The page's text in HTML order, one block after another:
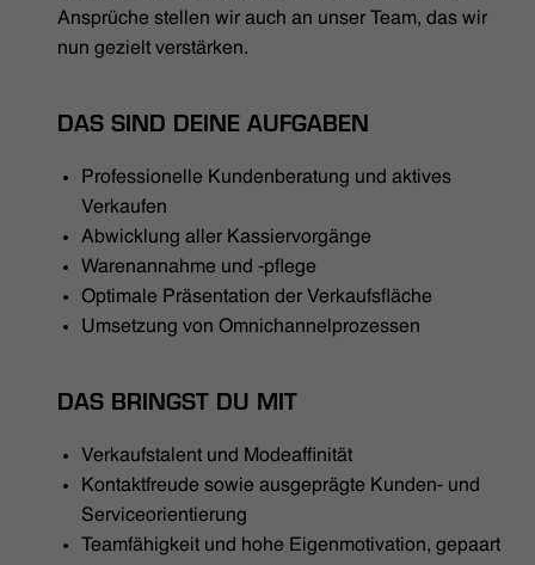
Ansprüche stellen wir auch an unser Team, das wir
nun gezielt verstärken.
DAS SIND DEINE AUFGABEN
Professionelle Kundenberatung und aktives
Verkaufen
Abwicklung aller Kassiervorgänge
Warenannahme und -pflege
Optimale Präsentation der Verkaufsfläche
Umsetzung von Omnichannelprozessen
DAS BRINGST DU MIT
Verkaufstalent und Modeaffinität
Kontaktfreude sowie ausgeprägte Kunden- und
Serviceorientierung
Teamfähigkeit und hohe Eigenmotivation, gepaart